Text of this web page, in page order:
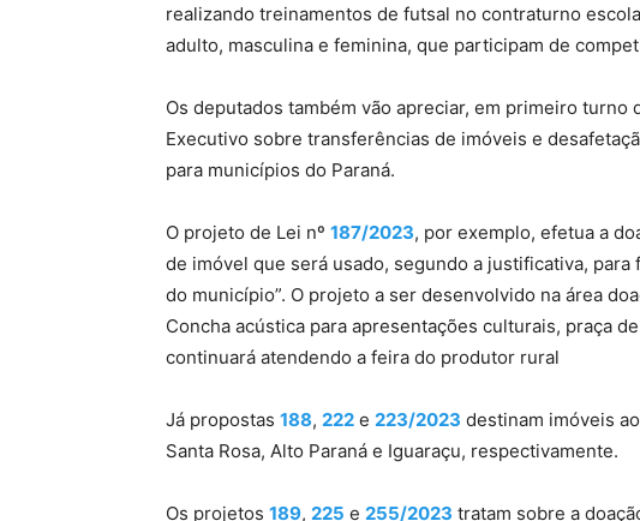
realizando treinamentos de futsal no contraturno
adulto, masculina e feminina, que participam de
Os deputados também vão apreciar, em primeiro
Executivo sobre transferências de imóveis e
para municípios do Paraná.
O projeto de Lei nº 187/2023, por exemplo, efetua a
de imóvel que será usado, segundo a justificativa,
do município”. O projeto a ser desenvolvido na área
Concha acústica para apresentações culturais, praça
continuará atendendo a feira do produtor rural
Já propostas 188, 222 e 223/2023 destinam imóveis
Santa Rosa, Alto Paraná e Iguaraçu, respectivamente.
Os projetos 189, 225 e 255/2023 tratam sobre a